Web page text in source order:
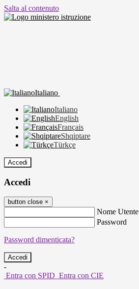
Salta al contenuto
Italiano
Italiano
English
Français
Shqiptare
Türkçe
Accedi
Accedi
button close ×
Nome Utente
Password
Password dimenticata?
-
Entra con SPID Entra con CIE